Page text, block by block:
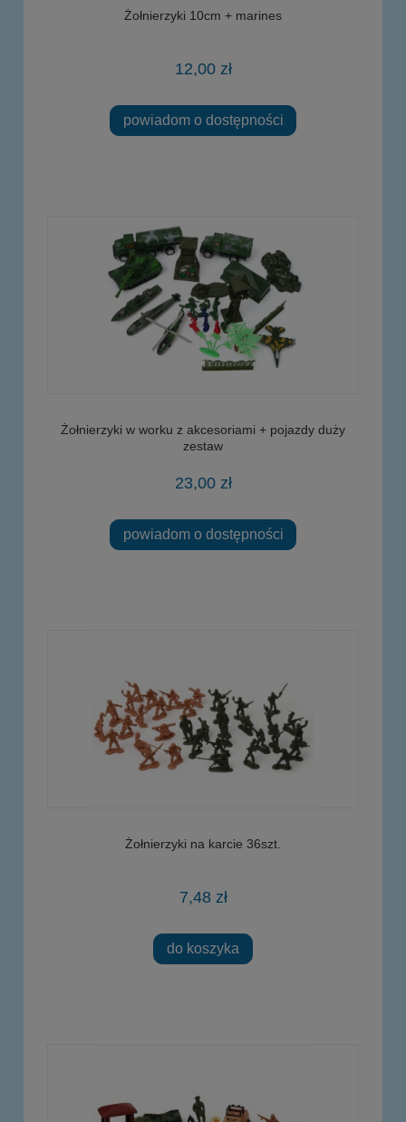
Żołnierzyki 10cm + marines
12,00 zł
powiadom o dostępności
Żołnierzyki w worku z akcesoriami + pojazdy duży
zestaw
23,00 zł
powiadom o dostępności
Żołnierzyki na karcie 36szt.
7,48 zł
do koszyka